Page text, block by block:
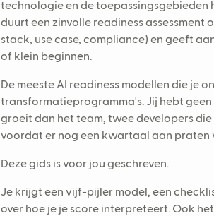
technologie en de toepassingsgebieden
duurt een zinvolle readiness
stack, use case, compliance) en geeft
of klein beginnen.
De meeste AI readiness modellen die je
transformatieprogramma's. Jij hebt
groeit dan het team, twee developers
voordat er nog een kwartaal aan praten
Deze gids is voor jou geschreven.
Je krijgt een vijf-pijler model, een
over hoe je je score interpreteert. Ook